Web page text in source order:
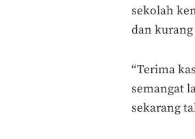
sekolah
dan kurang
“Terima
semangat
sekarang